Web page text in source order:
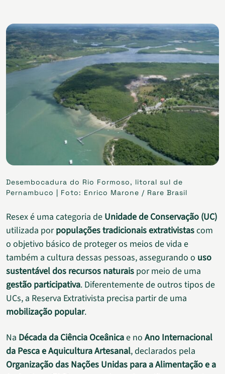
Desembocadura do Rio Formoso, litoral sul de
Pernambuco | Foto: Enrico Marone / Rare Brasil
Resex é uma categoria de Unidade de Conservação (UC)
utilizada porpopulações tradicionais extrativistascom
o objetivo básico de proteger os meios de vida e
também a cultura dessas pessoas, assegurando o uso
sustentável dos recursos naturais por meio de uma
gestão participativa. Diferentemente de outros tipos de
UCs, a Reserva Extrativista precisa partir de uma
mobilização popular.
Na Década da Ciência Oceânicae no Ano Internacional
da Pesca e Aquicultura Artesanal, declarados pela
Organização das Nações Unidas para a Alimentação e a